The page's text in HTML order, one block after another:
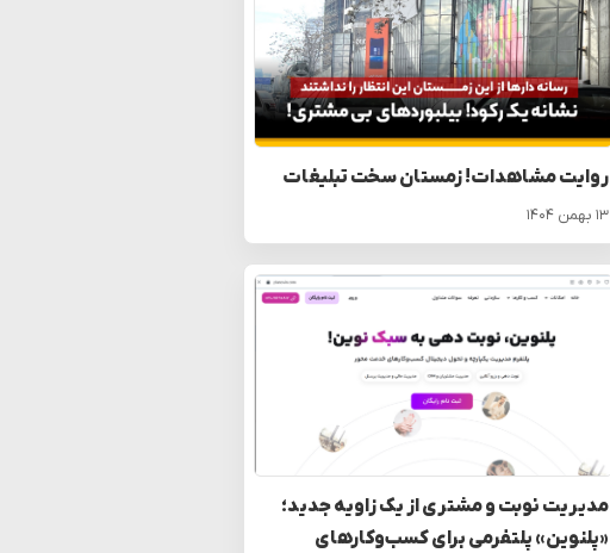
روایت مشاهدات! زمستان سخت تبلیغات
۱۳ بهمن ۱۴۰۴
مدیریت نوبت و مشتری از یک زاویه جدید؛
«پلنوین» پلتفرمی برای کسب‌وکارهای